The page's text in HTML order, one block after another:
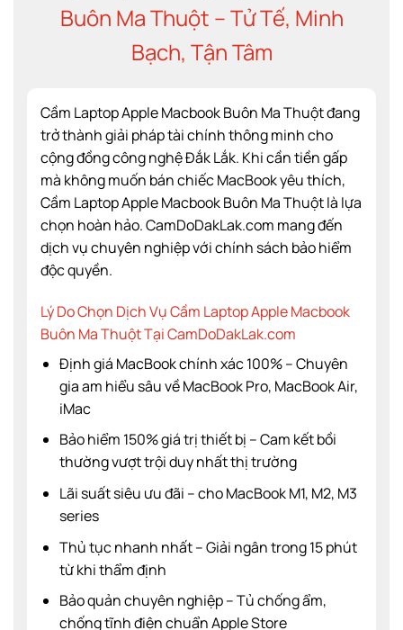
Buôn Ma Thuột – Tử Tế, Minh
Bạch, Tận Tâm
Cầm Laptop Apple Macbook Buôn Ma Thuột đang
trở thành giải pháp tài chính thông minh cho
cộng đồng công nghệ Đắk Lắk. Khi cần tiền gấp
mà không muốn bán chiếc MacBook yêu thích,
Cầm Laptop Apple Macbook Buôn Ma Thuột là lựa
chọn hoàn hảo. CamDoDakLak.com mang đến
dịch vụ chuyên nghiệp với chính sách bảo hiểm
độc quyền.
Lý Do Chọn Dịch Vụ Cầm Laptop Apple Macbook
Buôn Ma Thuột Tại CamDoDakLak.com
Định giá MacBook chính xác 100% – Chuyên
gia am hiểu sâu về MacBook Pro, MacBook Air,
iMac
Bảo hiểm 150% giá trị thiết bị – Cam kết bồi
thường vượt trội duy nhất thị trường
Lãi suất siêu ưu đãi – cho MacBook M1, M2, M3
series
Thủ tục nhanh nhất – Giải ngân trong 15 phút
từ khi thẩm định
Bảo quản chuyên nghiệp – Tủ chống ẩm,
chống tĩnh điện chuẩn Apple Store